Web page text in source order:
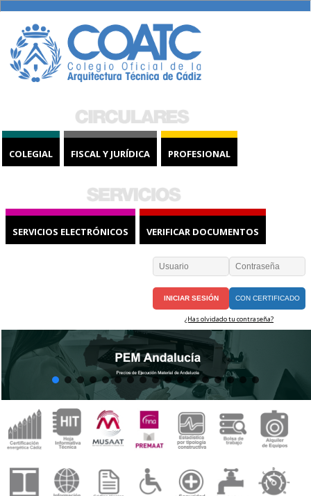
COLEGIAL FISCAL Y JURÍDICA PROFESIONAL
SERVICIOS ELECTRÓNICOS VERIFICAR DOCUMENTOS
CON CERTIFICADO
¿Has olvidado tu contraseña?